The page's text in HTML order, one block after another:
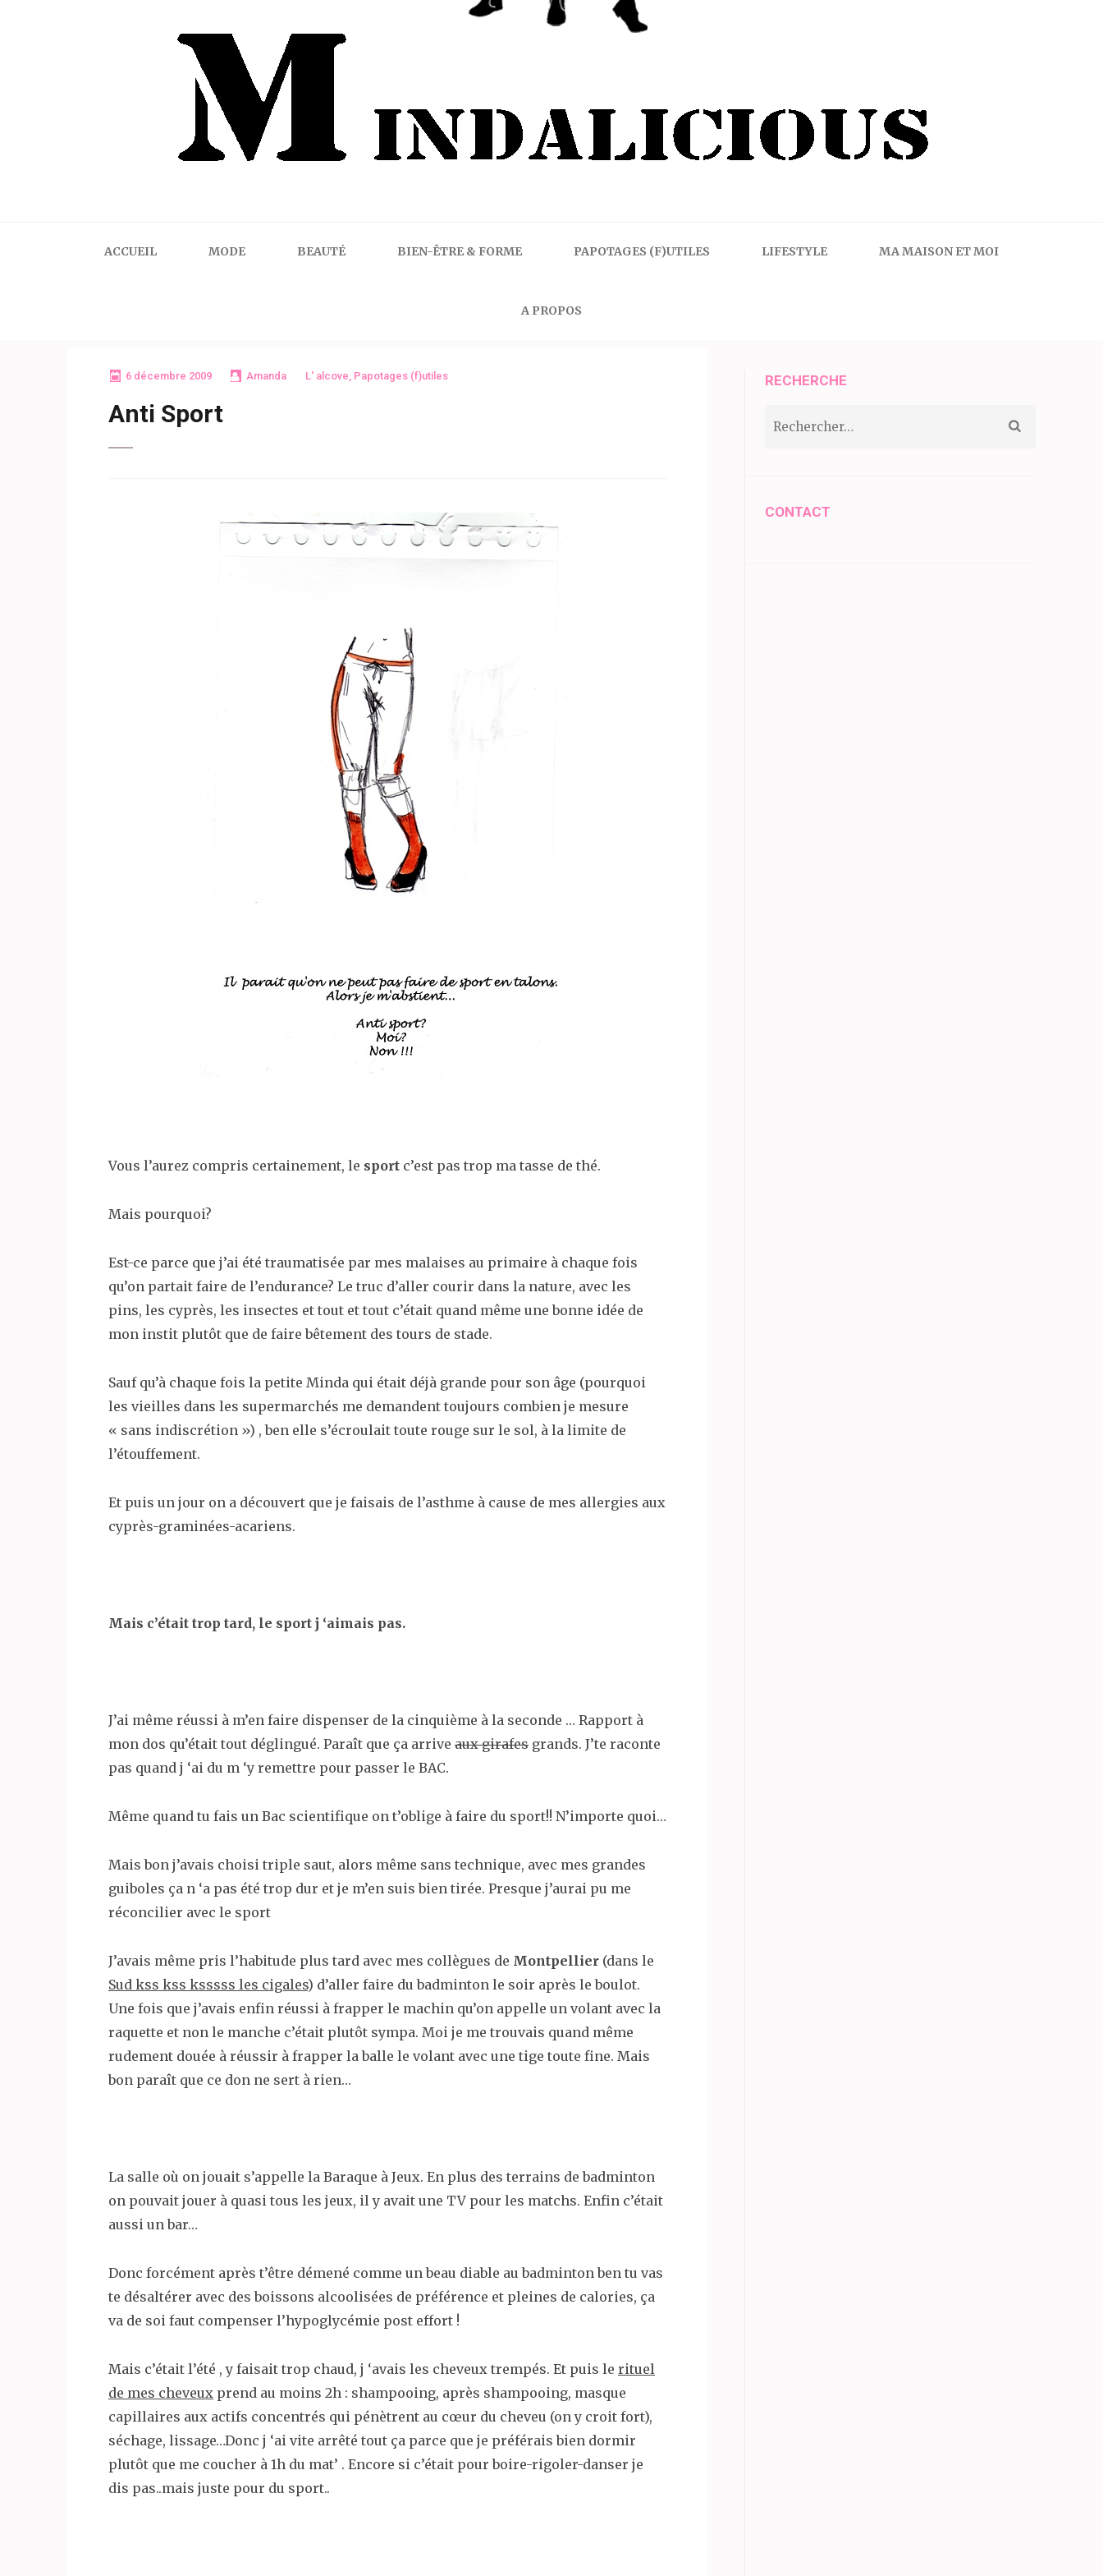
ACCUEIL MODE BEAUTÉ BIEN-ÊTRE & FORME PAPOTAGES (F)UTILES LIFESTYLE MA MAISON ET MOI
A PROPOS
6 décembre 2009 Amanda L' alcove, Papotages (f)utiles
Anti Sport
Vous l’aurez compris certainement, le sport c’est pas trop ma tasse de thé.
Mais pourquoi?
Est-ce parce que j’ai été traumatisée par mes malaises au primaire à chaque fois
qu’on partait faire de l’endurance? Le truc d’aller courir dans la nature, avec les
pins, les cyprès, les insectes et tout et tout c’était quand même une bonne idée de
mon instit plutôt que de faire bêtement des tours de stade.
Sauf qu’à chaque fois la petite Minda qui était déjà grande pour son âge (pourquoi
les vieilles dans les supermarchés me demandent toujours combien je mesure
« sans indiscrétion ») , ben elle s’écroulait toute rouge sur le sol, à la limite de
l’étouffement.
Et puis un jour on a découvert que je faisais de l’asthme à cause de mes allergies aux
cyprès-graminées-acariens.
Mais c’était trop tard, le sport j ‘aimais pas.
J’ai même réussi à m’en faire dispenser de la cinquième à la seconde … Rapport à
mon dos qu’était tout déglingué. Paraît que ça arrive aux girafes grands. J’te raconte
pas quand j ‘ai du m ‘y remettre pour passer le BAC.
Même quand tu fais un Bac scientifique on t’oblige à faire du sport!! N’importe quoi…
Mais bon j’avais choisi triple saut, alors même sans technique, avec mes grandes
guiboles ça n ‘a pas été trop dur et je m’en suis bien tirée. Presque j’aurai pu me
réconcilier avec le sport
J’avais même pris l’habitude plus tard avec mes collègues de Montpellier (dans le
Sud kss kss ksssss les cigales) d’aller faire du badminton le soir après le boulot.
Une fois que j’avais enfin réussi à frapper le machin qu’on appelle un volant avec la
raquette et non le manche c’était plutôt sympa. Moi je me trouvais quand même
rudement douée à réussir à frapper la balle le volant avec une tige toute fine. Mais
bon paraît que ce don ne sert à rien…
La salle où on jouait s’appelle la Baraque à Jeux. En plus des terrains de badminton
on pouvait jouer à quasi tous les jeux, il y avait une TV pour les matchs. Enfin c’était
aussi un bar…
Donc forcément après t’être démené comme un beau diable au badminton ben tu vas
te désaltérer avec des boissons alcoolisées de préférence et pleines de calories, ça
va de soi faut compenser l’hypoglycémie post effort !
Mais c’était l’été , y faisait trop chaud, j ‘avais les cheveux trempés. Et puis le rituel
de mes cheveux prend au moins 2h : shampooing, après shampooing, masque
capillaires aux actifs concentrés qui pénètrent au cœur du cheveu (on y croit fort),
séchage, lissage…Donc j ‘ai vite arrêté tout ça parce que je préférais bien dormir
plutôt que me coucher à 1h du mat’ . Encore si c’était pour boire-rigoler-danser je
dis pas..mais juste pour du sport..
RECHERCHE
CONTACT